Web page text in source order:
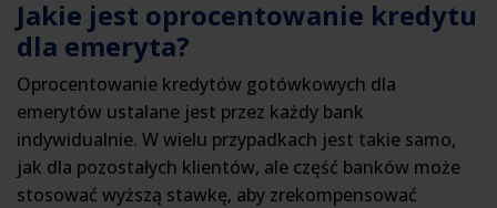
Jakie jest oprocentowanie kredytu
dla emeryta?
Oprocentowanie kredytów gotówkowych dla
emerytów ustalane jest przez każdy bank
indywidualnie. W wielu przypadkach jest takie samo,
jak dla pozostałych klientów, ale część banków może
stosować wyższą stawkę, aby zrekompensować